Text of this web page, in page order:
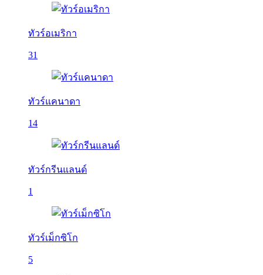
ทัวร์อเมริกา
31
ทัวร์แคนาดา
14
ทัวร์กรีนแลนด์
1
ทัวร์เม็กซิโก
5